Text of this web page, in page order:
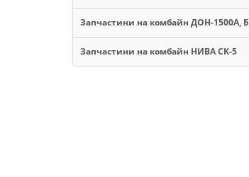
Запчастини на комбайн ДОН-1500А, Б
Запчастини на комбайн НИВА СК-5